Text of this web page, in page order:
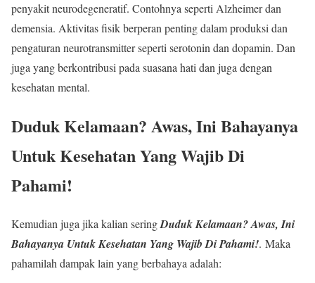
penyakit neurodegeneratif. Contohnya seperti Alzheimer dan
demensia. Aktivitas fisik berperan penting dalam produksi dan
pengaturan neurotransmitter seperti serotonin dan dopamin. Dan
juga yang berkontribusi pada suasana hati dan juga dengan
kesehatan mental.
Duduk Kelamaan? Awas, Ini Bahayanya
Untuk Kesehatan Yang Wajib Di
Pahami!
Kemudian juga jika kalian seringDuduk Kelamaan? Awas, Ini
Bahayanya Untuk Kesehatan Yang Wajib Di Pahami!. Maka
pahamilah dampak lain yang berbahaya adalah: